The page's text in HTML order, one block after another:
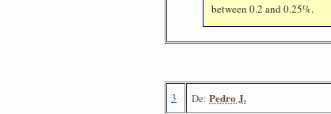
between 0.2 and 0.25%.
3 De: Pedro J.